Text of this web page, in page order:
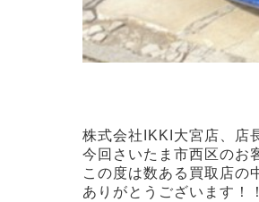
株式会社IKKI大宮店、店
今回さいたま市西区のお
この度は数ある買取店の
ありがとうございます！！